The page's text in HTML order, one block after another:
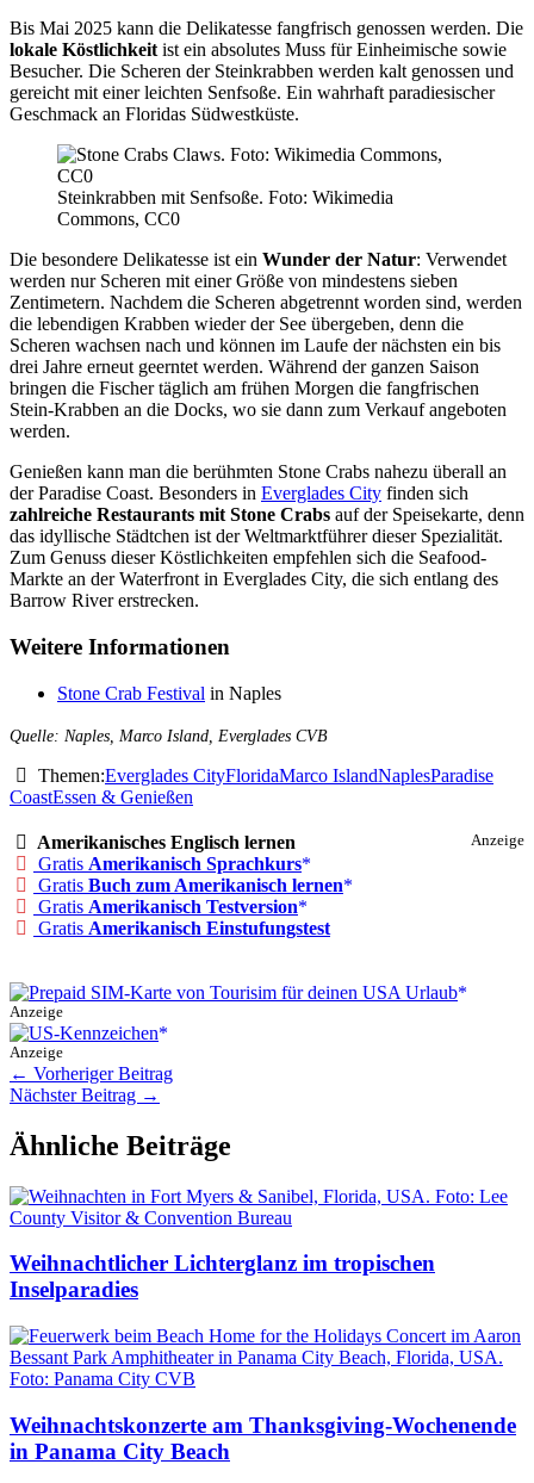
Bis Mai 2025 kann die Delikatesse fangfrisch genossen werden. Die
lokale Köstlichkeit ist ein absolutes Muss für Einheimische sowie
Besucher. Die Scheren der Steinkrabben werden kalt genossen und
gereicht mit einer leichten Senfsoße. Ein wahrhaft paradiesischer
Geschmack an Floridas Südwestküste.
Steinkrabben mit Senfsoße. Foto: Wikimedia
Commons, CC0
Die besondere Delikatesse ist ein Wunder der Natur: Verwendet
werden nur Scheren mit einer Größe von mindestens sieben
Zentimetern. Nachdem die Scheren abgetrennt worden sind, werden
die lebendigen Krabben wieder der See übergeben, denn die
Scheren wachsen nach und können im Laufe der nächsten ein bis
drei Jahre erneut geerntet werden. Während der ganzen Saison
bringen die Fischer täglich am frühen Morgen die fangfrischen
Stein-Krabben an die Docks, wo sie dann zum Verkauf angeboten
werden.
Genießen kann man die berühmten Stone Crabs nahezu überall an
der Paradise Coast. Besonders in Everglades City finden sich
zahlreiche Restaurants mit Stone Crabs auf der Speisekarte, denn
das idyllische Städtchen ist der Weltmarktführer dieser Spezialität.
Zum Genuss dieser Köstlichkeiten empfehlen sich die Seafood-
Markte an der Waterfront in Everglades City, die sich entlang des
Barrow River erstrecken.
Weitere Informationen
Stone Crab Festival in Naples
Quelle: Naples, Marco Island, Everglades CVB
Themen:Everglades CityFloridaMarco IslandNaplesParadise
CoastEssen & Genießen
Anzeige
Amerikanisches Englisch lernen
Gratis Amerikanisch Sprachkurs
Gratis Buch zum Amerikanisch lernen
Gratis Amerikanisch Testversion
Gratis Amerikanisch Einstufungstest
Anzeige
Anzeige
← Vorheriger Beitrag
Nächster Beitrag →
Ähnliche Beiträge
Weihnachtlicher Lichterglanz im tropischen
Inselparadies
Weihnachtskonzerte am Thanksgiving-Wochenende
in Panama City Beach